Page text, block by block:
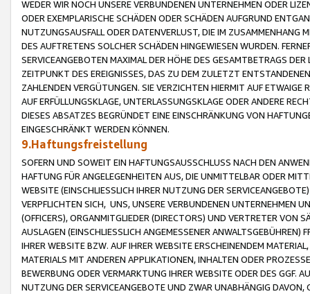
WEDER WIR NOCH UNSERE VERBUNDENEN UNTERNEHMEN ODER
ODER EXEMPLARISCHE SCHÄDEN ODER SCHÄDEN AUFGRUND
NUTZUNGSAUSFALL ODER DATENVERLUST, DIE IM ZUSAMMENHANG
DES AUFTRETENS SOLCHER SCHÄDEN HINGEWIESEN WURDEN.
SERVICEANGEBOTEN MAXIMAL DER HÖHE DES GESAMTBETRAGS
ZEITPUNKT DES EREIGNISSES, DAS ZU DEM ZULETZT
ZAHLENDEN VERGÜTUNGEN. SIE VERZICHTEN HIERMIT AUF
AUF ERFÜLLUNGSKLAGE, UNTERLASSUNGSKLAGE ODER ANDERE
DIESES ABSATZES BEGRÜNDET EINE EINSCHRÄNKUNG VON
EINGESCHRÄNKT WERDEN KÖNNEN.
9.Haftungsfreistellung
SOFERN UND SOWEIT EIN HAFTUNGSAUSSCHLUSS NACH DEN
HAFTUNG FÜR ANGELEGENHEITEN AUS, DIE UNMITTELBAR ODER
WEBSITE (EINSCHLIESSLICH IHRER NUTZUNG DER
VERPFLICHTEN SICH, UNS, UNSERE VERBUNDENEN UNTERNEHMEN
(OFFICERS), ORGANMITGLIEDER (DIRECTORS) UND VERTRETER VON
AUSLAGEN (EINSCHLIESSLICH ANGEMESSENER
IHRER WEBSITE BZW. AUF IHRER WEBSITE ERSCHEINENDEM
MATERIALS MIT ANDEREN APPLIKATIONEN, INHALTEN ODER
BEWERBUNG ODER VERMARKTUNG IHRER WEBSITE ODER DES GGF.
NUTZUNG DER SERVICEANGEBOTE UND ZWAR UNABHÄNGIG